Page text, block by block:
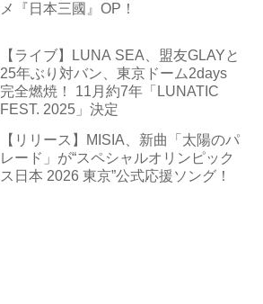
メ『日本三國』OP！
【ライブ】LUNA SEA、盟友GLAYと
25年ぶり対バン、東京ドーム2days
完全燃焼！ 11月約7年「LUNATIC
FEST. 2025」決定
【リリース】MISIA、新曲「太陽のパ
レード」が“スペシャルオリンピック
ス日本 2026 東京”公式応援ソング！